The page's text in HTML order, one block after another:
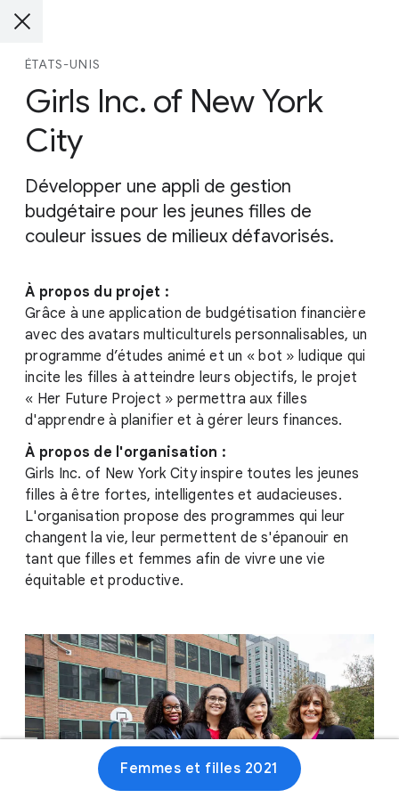
ÉTATS-UNIS
Girls Inc. of New York
City
Développer une appli de gestion
budgétaire pour les jeunes filles de
couleur issues de milieux défavorisés.
À propos du projet :
Grâce à une application de budgétisation financière
avec des avatars multiculturels personnalisables, un
programme d’études animé et un « bot » ludique qui
incite les filles à atteindre leurs objectifs, le projet
« Her Future Project » permettra aux filles
d'apprendre à planifier et à gérer leurs finances.
À propos de l'organisation :
Girls Inc. of New York City inspire toutes les jeunes
filles à être fortes, intelligentes et audacieuses.
L'organisation propose des programmes qui leur
changent la vie, leur permettent de s'épanouir en
tant que filles et femmes afin de vivre une vie
équitable et productive.
Femmes et filles 2021